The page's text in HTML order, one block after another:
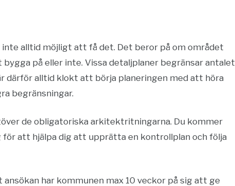
alltid möjligt att få det. Det beror på om området
på eller inte. Vissa detaljplaner begränsar antalet
därför alltid klokt att börja planeringen med att höra
begränsningar.
de obligatoriska arkitektritningarna. Du kommer
att hjälpa dig att upprätta en kontrollplan och följa
har kommunen max 10 veckor på sig att ge